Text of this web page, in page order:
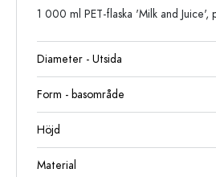
1 000 ml PET-flaska 'Milk and Juice',
Diameter - Utsida
Form - basområde
Höjd
Material